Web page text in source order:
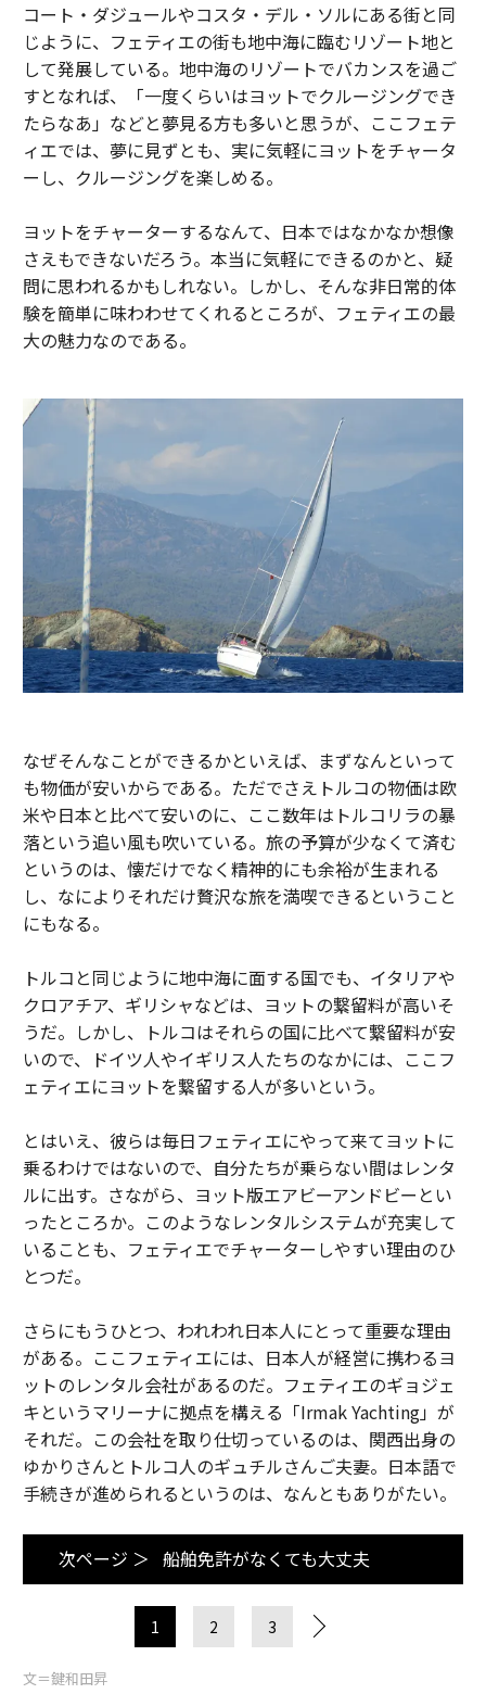
コート・ダジュールやコスタ・デル・ソルにある街と同
じように、フェティエの街も地中海に臨むリゾート地と
して発展している。地中海のリゾートでバカンスを過ご
すとなれば、「一度くらいはヨットでクルージングでき
たらなあ」などと夢見る方も多いと思うが、ここフェテ
ィエでは、夢に見ずとも、実に気軽にヨットをチャータ
ーし、クルージングを楽しめる。
ヨットをチャーターするなんて、日本ではなかなか想像
さえもできないだろう。本当に気軽にできるのかと、疑
問に思われるかもしれない。しかし、そんな非日常的体
験を簡単に味わわせてくれるところが、フェティエの最
大の魅力なのである。
なぜそんなことができるかといえば、まずなんといって
も物価が安いからである。ただでさえトルコの物価は欧
米や日本と比べて安いのに、ここ数年はトルコリラの暴
落という追い風も吹いている。旅の予算が少なくて済む
というのは、懐だけでなく精神的にも余裕が生まれる
し、なによりそれだけ贅沢な旅を満喫できるということ
にもなる。
トルコと同じように地中海に面する国でも、イタリアや
クロアチア、ギリシャなどは、ヨットの繋留料が高いそ
うだ。しかし、トルコはそれらの国に比べて繋留料が安
いので、ドイツ人やイギリス人たちのなかには、ここフ
ェティエにヨットを繋留する人が多いという。
とはいえ、彼らは毎日フェティエにやって来てヨットに
乗るわけではないので、自分たちが乗らない間はレンタ
ルに出す。さながら、ヨット版エアビーアンドビーとい
ったところか。このようなレンタルシステムが充実して
いることも、フェティエでチャーターしやすい理由のひ
とつだ。
さらにもうひとつ、われわれ日本人にとって重要な理由
がある。ここフェティエには、日本人が経営に携わるヨ
ットのレンタル会社があるのだ。フェティエのギョジェ
キというマリーナに拠点を構える「Irmak Yachting」が
それだ。この会社を取り仕切っているのは、関西出身の
ゆかりさんとトルコ人のギュチルさんご夫妻。日本語で
手続きが進められるというのは、なんともありがたい。
次ページ ＞ 船舶免許がなくても大丈夫
1 2 3
文＝鍵和田昇